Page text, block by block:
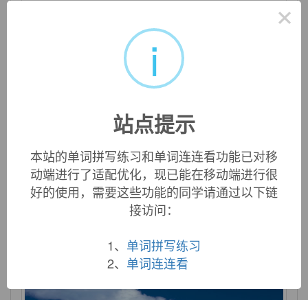
restraint
n. 抑制，克制；约束
×
i
站点提示
本站的单词拼写练习和单词连连看功能已对移
动端进行了适配优化，现已能在移动端进行很
好的使用，需要这些功能的同学请通过以下链
接访问：
1、 单词拼写练习
2、 单词连连看